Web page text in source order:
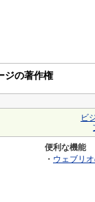
ジの著作権
ビ
便利な機能
・ ウェブリ